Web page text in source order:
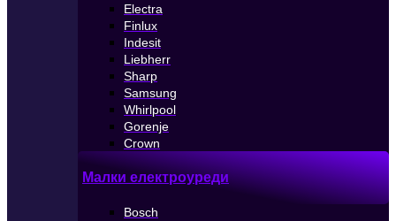
Electra
Finlux
Indesit
Liebherr
Sharp
Samsung
Whirlpool
Gorenje
Crown
Малки електроуреди
Bosch